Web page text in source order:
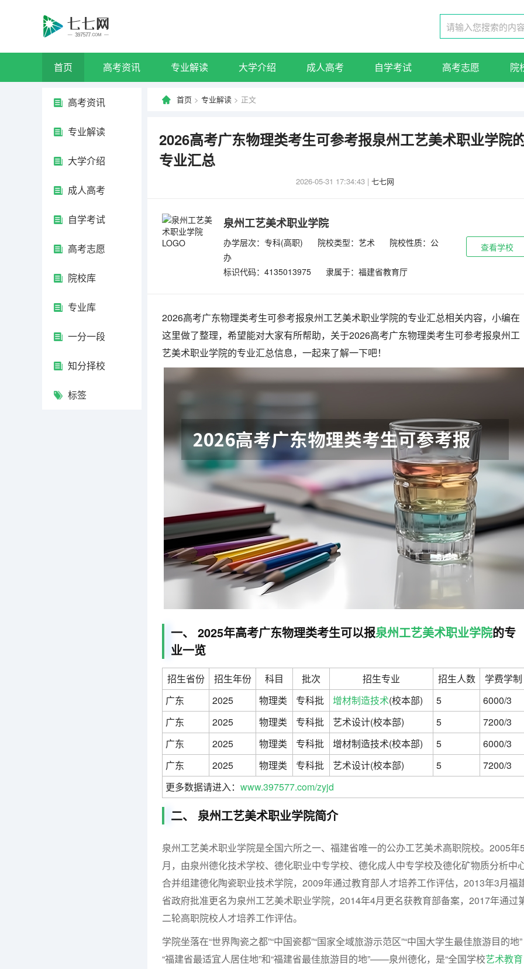
首页 高考资讯 专业解读 大学介绍 成人高考 自学考试 高考志愿 院
高考资讯
专业解读
大学介绍
成人高考
自学考试
高考志愿
院校库
专业库
一分一段
知分择校
标签
首页 > 专业解读 > 正文
2026高考广东物理类考生可参考报泉州工艺美术职业学院
专业汇总
2026-05-31 17:34:43 | 七七网
泉州工艺美术职业学院
办学层次：专科(高职) 院校类型：艺术
院校性质：公
办
标识代码：4135013975
隶属于：福建省教育厅
查看学校
2026高考广东物理类考生可参考报泉州工艺美术职业学院的专业汇总相关内容，小编在
这里做了整理，希望能对大家有所帮助，关于2026高考广东物理类考生可参考报泉州工
艺美术职业学院的专业汇总信息，一起来了解一下吧！
一、 2025年高考广东物理类考生可以报泉州工艺美术职业学院的专
业一览
招生省份 招生年份 科目 批次 招生专业 招生人数
学费学制
广东
2025 物理类 专科批 增材制造技术(校本部) 5
6000/3
广东
2025 物理类 专科批 艺术设计(校本部) 5
7200/3
广东
2025 物理类 专科批 增材制造技术(校本部) 5
6000/3
广东
2025 物理类 专科批 艺术设计(校本部) 5
7200/3
更多数据请进入： www.397577.com/zyjd
二、 泉州工艺美术职业学院简介
泉州工艺美术职业学院是全国六所之一、福建省唯一的公办工艺美术高职院校。2005年5
月，由泉州德化技术学校、德化职业中专学校、德化成人中专学校及德化矿物质分析中
合并组建德化陶瓷职业技术学院，2009年通过教育部人才培养工作评估，2013年3月福
省政府批准更名为泉州工艺美术职业学院，2014年4月更名获教育部备案，2017年通过
二轮高职院校人才培养工作评估。
学院坐落在“世界陶瓷之都”“中国瓷都”“国家全域旅游示范区”“中国大学生最佳旅游目的地”
“福建省最适宜人居住地”和“福建省最佳旅游目的地”——泉州德化，是“全国学校艺术教育